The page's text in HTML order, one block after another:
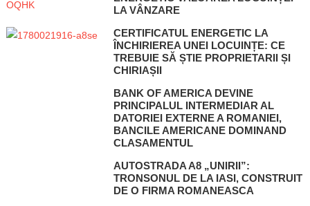
LA VÂNZARE
CERTIFICATUL ENERGETIC LA
ÎNCHIRIEREA UNEI LOCUINȚE: CE
TREBUIE SĂ ȘTIE PROPRIETARII ȘI
CHIRIAȘII
BANK OF AMERICA DEVINE
PRINCIPALUL INTERMEDIAR AL
DATORIEI EXTERNE A ROMANIEI,
BANCILE AMERICANE DOMINAND
CLASAMENTUL
AUTOSTRADA A8 „UNIRII”:
TRONSONUL DE LA IASI, CONSTRUIT
DE O FIRMA ROMANEASCA